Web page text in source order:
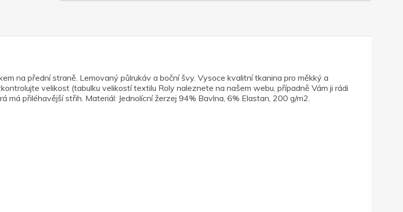
na přední straně. Lemovaný půlrukáv a boční švy. Vysoce kvalitní tkanina pro měkký a
velikost (tabulku velikostí textilu Roly naleznete na našem webu, případně Vám ji rádi
má přiléhavější střih. Materiál: Jednolícní žerzej 94% Bavlna, 6% Elastan, 200 g/m2.